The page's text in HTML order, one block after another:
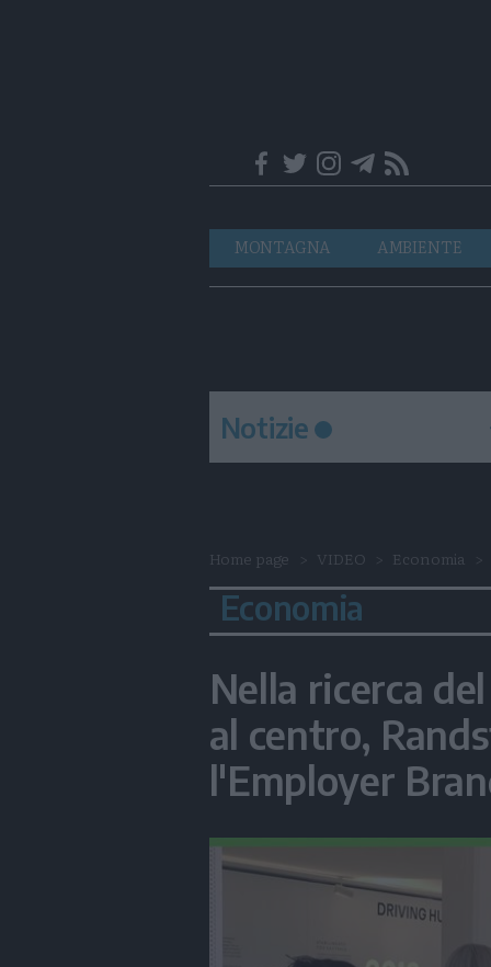
Navigazione
principale
MONTAGNA AMBIENTE
Notizie
Home page VIDEO Economia
Economia
Nella ricerca
al centro,
l'Employer